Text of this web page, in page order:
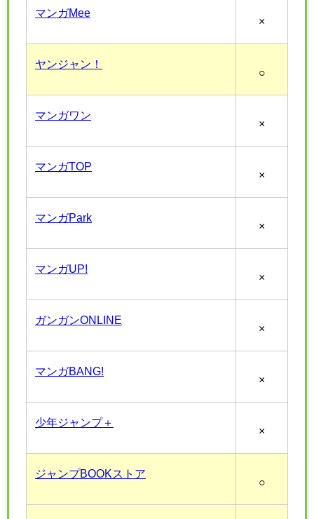
マンガMee
×
ヤンジャン！
○
マンガワン
×
マンガTOP
×
マンガPark
×
マンガUP!
×
ガンガンONLINE
×
マンガBANG!
×
少年ジャンプ＋
×
ジャンプBOOKストア
○